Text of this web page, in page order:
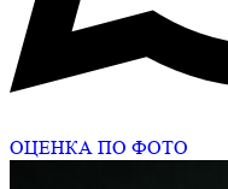
ОЦЕНКА ПО ФОТО